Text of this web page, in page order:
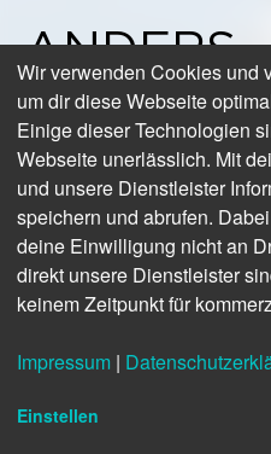
ANDERS
Das Sylter Wetter lehrt, dass
besser ohne Erwartungen
gleich schon anders. Sich
das schult ein Leben mit der
Gerade noch bedrohliches
die Sonne plötzlich
auf die Beständigkeit des
ist hier genial eingefangen
Wir verwenden Cookies und
um dir diese Webseite
Einige dieser Technologien
Webseite unerlässlich. Mit
und unsere Dienstleister
speichern und abrufen.
deine Einwilligung nicht an
direkt unsere Dienstleister
keinem Zeitpunkt für
Impressum |
Einstellen